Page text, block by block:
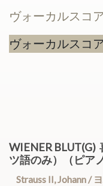
ヴォーカルスコ
ヴォーカルスコ
WIENER BLUT(G)
ツ語のみ）（ピア
Strauss II, Johann /